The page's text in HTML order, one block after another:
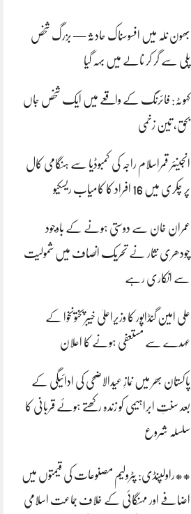
بھون نلہ میں افسوسناک حادثہ — بزرگ شخص
پلی سے گر کر نالے میں بہہ گیا
کہوٹہ: فائرنگ کے واقعے میں ایک شخص جاں
بحق، تین زخمی
انجینئر قمراسلام راجہ کی کمبوڈیا سے ہنگامی کال
پر چکری میں 16 افراد کا کامیاب ریسکیو
عمران خان سے دوستی ہونے کے باوجود
چودھری نثار نے تحریک انصاف میں شمولیت
سے انکاری رہے
علی امین گنڈاپور کا وزیراعلیٰ خیبرپختونخوا کے
عہدے سے مستعفی ہونے کا اعلان
پاکستان بھر میں نمازِ عیدالاضحی کی ادائیگی کے
بعد سنتِ ابراہیمی کو زندہ رکھتے ہوئے قربانی کا
سلسلہ شروع
**راولپنڈی: پٹرولیم مصنوعات کی قیمتوں میں
اضافے اور مہنگائی کے خلاف جماعت اسلامی